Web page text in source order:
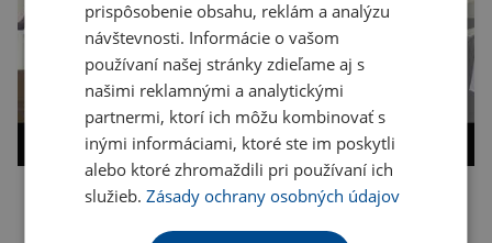
prispôsobenie obsahu, reklám a analýzu
návštevnosti. Informácie o vašom
používaní našej stránky zdieľame aj s
našimi reklamnými a analytickými
partnermi, ktorí ich môžu kombinovať s
inými informáciami, ktoré ste im poskytli
alebo ktoré zhromaždili pri používaní ich
služieb.Zásady ochrany osobných údajov